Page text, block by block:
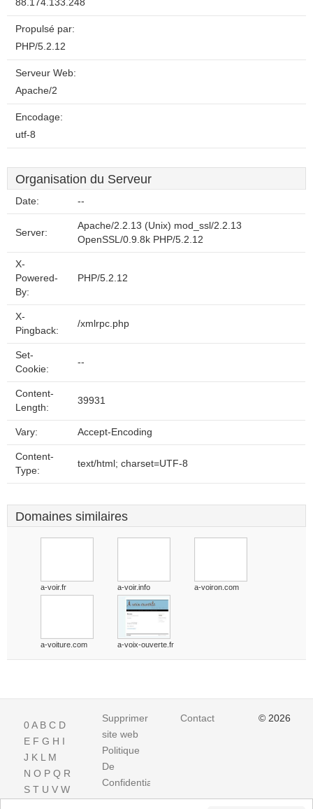
88.174.133.248
Propulsé par:
PHP/5.2.12
Serveur Web:
Apache/2
Encodage:
utf-8
Organisation du Serveur
Date: --
Server:
Apache/2.2.13 (Unix) mod_ssl/2.2.13
OpenSSL/0.9.8k PHP/5.2.12
X-
Powered-
By:
PHP/5.2.12
X-
Pingback:
/xmlrpc.php
Set-
Cookie:
--
Content-
Length:
39931
Vary: Accept-Encoding
Content-
Type:
text/html; charset=UTF-8
Domaines similaires
a-voir.fr a-voir.info a-voiron.com
a-voiture.com a-voix-ouverte.fr
0A B C D
E F G H I
J K L M
N O P Q R
S T U V W
Supprimer
site web
Politique
De
Confidentialite
Contact © 2026